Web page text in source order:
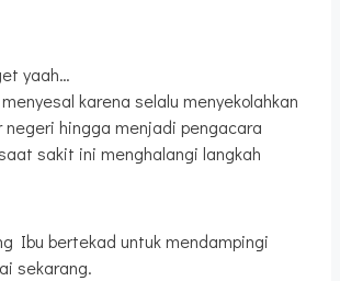
yaah…
karena selalu menyekolahkan
negeri hingga menjadi pengacara
sakit ini menghalangi langkah
Ibu bertekad untuk mendampingi
sekarang.